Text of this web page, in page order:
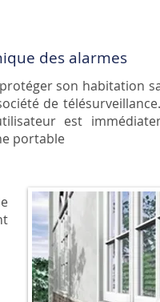
des alarmes
son habitation
de
est
portable